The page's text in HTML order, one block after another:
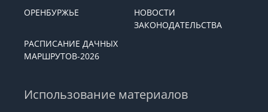
ОРЕНБУРЖЬЕ
НОВОСТИ
ЗАКОНОДАТЕЛЬСТВА
РАСПИСАНИЕ ДАЧНЫХ
МАРШРУТОВ-2026
Использование материалов